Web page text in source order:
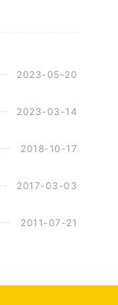
2023-05-20
2023-03-14
2018-10-17
2017-03-03
2011-07-21